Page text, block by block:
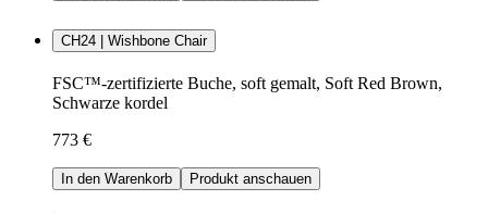
CH24 | Wishbone Chair
FSC™-zertifizierte Buche, soft gemalt, Soft Red Brown,
Schwarze kordel
773 €
In den Warenkorb Produkt anschauen